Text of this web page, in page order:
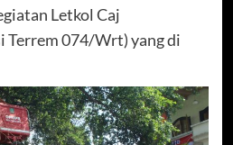
Letkol Caj
Terrem 074/Wrt) yang di